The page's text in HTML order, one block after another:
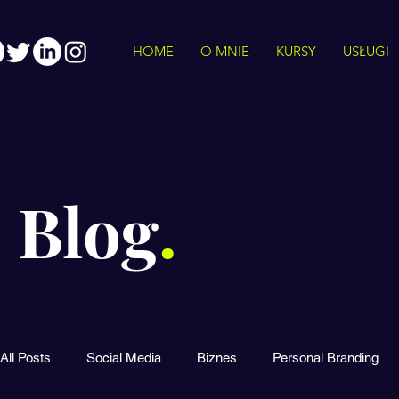
HOME O MNIE KURSY USŁUGI
Blog.
All Posts Social Media Biznes Personal Branding